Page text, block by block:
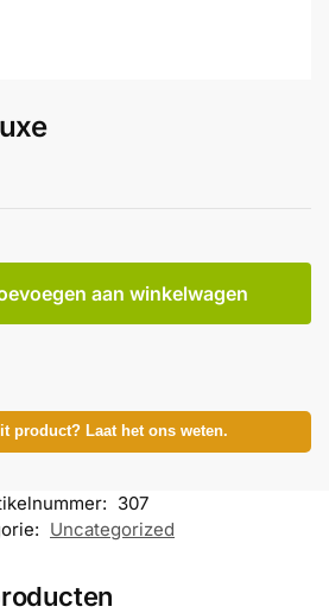
aan winkelwagen
product? Laat het ons weten.
307
Uncategorized